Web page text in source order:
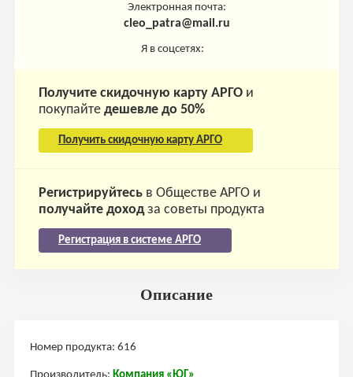
Электронная почта:
cleo_patra@mail.ru
Я в соцсетях:
Получите скидочную карту АРГОи
покупайте дешевле до 50%
Получить скидочную карту АРГО
Регистрируйтесьв Обществе АРГО и
получайте доходза советы продукта
Регистрация в системе АРГО
Описание
Номер продукта: 616